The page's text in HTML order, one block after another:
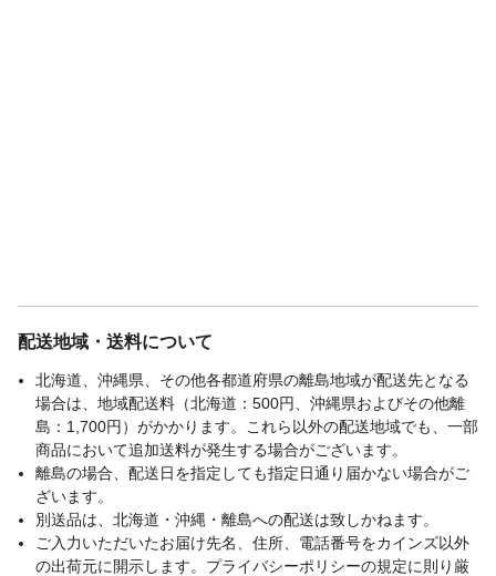
配送地域・送料について
北海道、沖縄県、その他各都道府県の離島地域が配送先となる
場合は、地域配送料（北海道：500円、沖縄県およびその他離
島：1,700円）がかかります。これら以外の配送地域でも、一部
商品において追加送料が発生する場合がございます。
離島の場合、配送日を指定しても指定日通り届かない場合がご
ざいます。
別送品は、北海道・沖縄・離島への配送は致しかねます。
ご入力いただいたお届け先名、住所、電話番号をカインズ以外
の出荷元に開示します。プライバシーポリシーの規定に則り厳